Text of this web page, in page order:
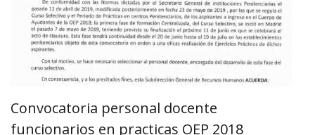
Convocatoria personal docente
funcionarios en practicas OEP 2018